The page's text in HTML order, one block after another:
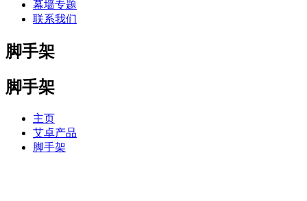
幕墙专题
联系我们
脚手架
脚手架
主页
艾卓产品
脚手架